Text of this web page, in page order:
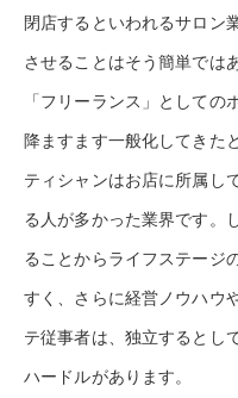
閉店するといわれるサロン
させることはそう簡単では
「フリーランス」としての
降ますます一般化してきた
ティシャンはお店に所属し
る人が多かった業界です。
ることからライフステージ
すく、さらに経営ノウハウ
テ従事者は、独立するとし
ハードルがあります。